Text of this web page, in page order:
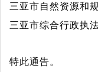
三亚市自然资源和
三亚市综合行政执法
特此通告。